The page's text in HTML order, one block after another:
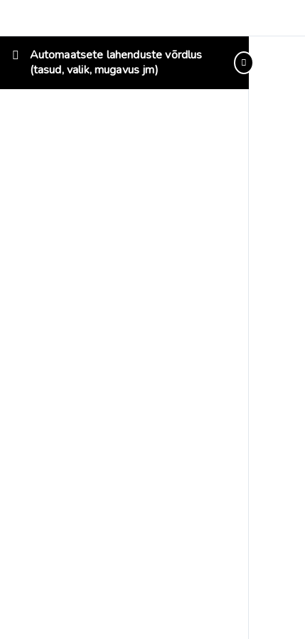
Automaatsete lahenduste võrdlus
(tasud, valik, mugavus jm)